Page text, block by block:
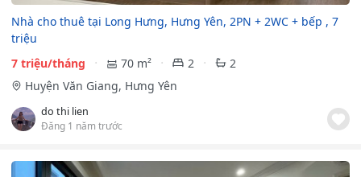
Nhà cho thuê tại Long Hưng, Hưng Yên, 2PN + 2WC + bếp , 7
triệu
7 triệu/tháng
70 m² 2
2
Huyện Văn Giang, Hưng Yên
do thi lien
Đăng 1 năm trước